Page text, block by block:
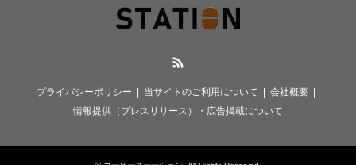
プライバシーポリシー 当サイトのご利用について
会社概要
情報提供（プレスリリース）・広告掲載について